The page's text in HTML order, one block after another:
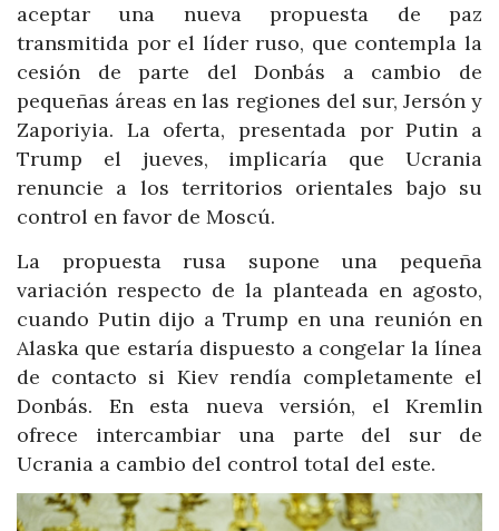
aceptar una nueva propuesta de paz
transmitida por el líder ruso, que contempla la
cesión de parte del Donbás a cambio de
pequeñas áreas en las regiones del sur, Jersón y
Zaporiyia. La oferta, presentada por Putin a
Trump el jueves, implicaría que Ucrania
renuncie a los territorios orientales bajo su
control en favor de Moscú.
La propuesta rusa supone una pequeña
variación respecto de la planteada en agosto,
cuando Putin dijo a Trump en una reunión en
Alaska que estaría dispuesto a congelar la línea
de contacto si Kiev rendía completamente el
Donbás. En esta nueva versión, el Kremlin
ofrece intercambiar una parte del sur de
Ucrania a cambio del control total del este.